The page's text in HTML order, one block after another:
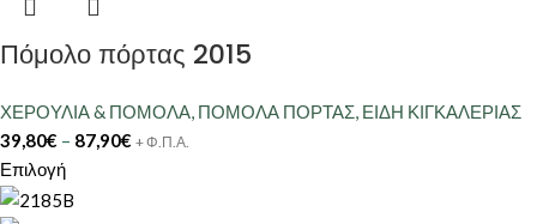
Πόμολο πόρτας 2015
ΧΕΡΟΥΛΙΑ & ΠΟΜΟΛΑ, ΠΟΜΟΛΑ ΠΟΡΤΑΣ, ΕΙΔΗ ΚΙΓΚΑΛΕΡΙΑΣ
39,80€ – 87,90€ + Φ.Π.Α.
Επιλογή